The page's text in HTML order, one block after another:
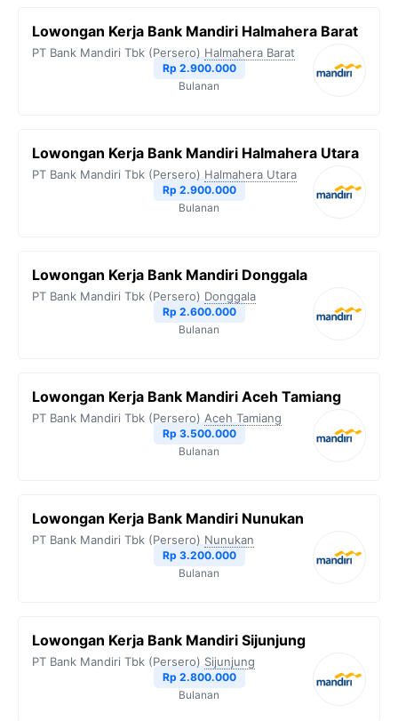
Lowongan Kerja Bank Mandiri Halmahera Barat
PT Bank Mandiri Tbk (Persero) Halmahera Barat
Rp 2.900.000
Bulanan
Lowongan Kerja Bank Mandiri Halmahera Utara
PT Bank Mandiri Tbk (Persero) Halmahera Utara
Rp 2.900.000
Bulanan
Lowongan Kerja Bank Mandiri Donggala
PT Bank Mandiri Tbk (Persero) Donggala
Rp 2.600.000
Bulanan
Lowongan Kerja Bank Mandiri Aceh Tamiang
PT Bank Mandiri Tbk (Persero) Aceh Tamiang
Rp 3.500.000
Bulanan
Lowongan Kerja Bank Mandiri Nunukan
PT Bank Mandiri Tbk (Persero) Nunukan
Rp 3.200.000
Bulanan
Lowongan Kerja Bank Mandiri Sijunjung
PT Bank Mandiri Tbk (Persero) Sijunjung
Rp 2.800.000
Bulanan